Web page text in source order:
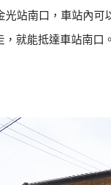
光站南口，車站內
，就能抵達車站南